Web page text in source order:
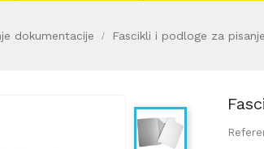
dokumentacije Fascikli i podloge za pisanje